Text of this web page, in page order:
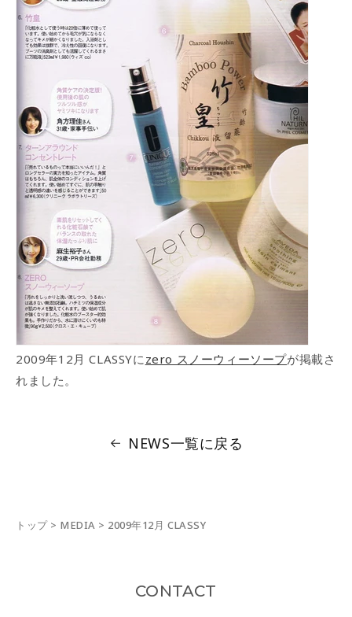
2009年12月 CLASSYにzero スノーウィーソープが掲載さ
れました。
NEWS一覧に戻る
トップ > MEDIA > 2009年12月 CLASSY
CONTACT